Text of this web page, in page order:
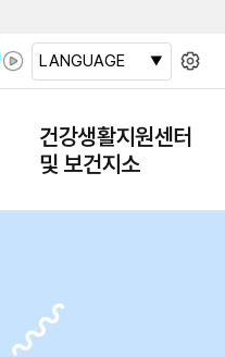
LANGUAGE
건강생활지원센터
및 보건지소